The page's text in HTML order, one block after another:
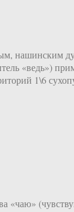
нашинским
«ведь»)
1\6
«чаю»